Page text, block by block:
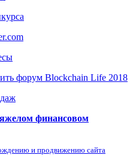
форум Blockchain Life 2018
финансовом
и продвижению сайта